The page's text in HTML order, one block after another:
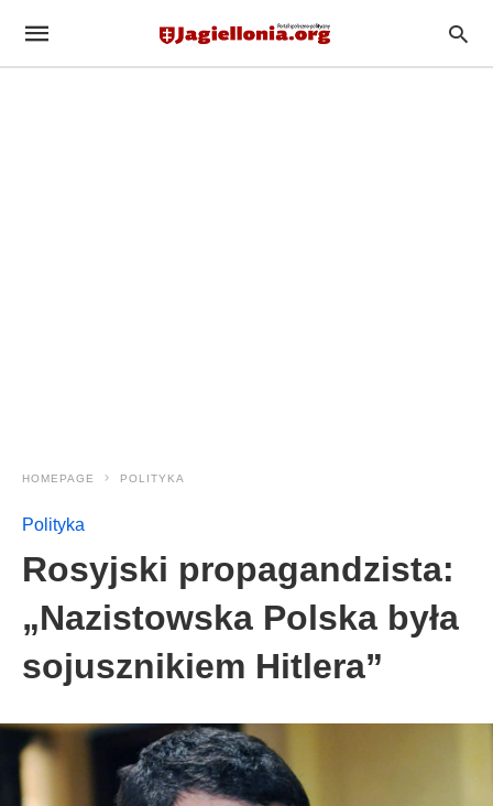
HOMEPAGE POLITYKA
Polityka
Rosyjski propagandzista:
„Nazistowska Polska była
sojusznikiem Hitlera”